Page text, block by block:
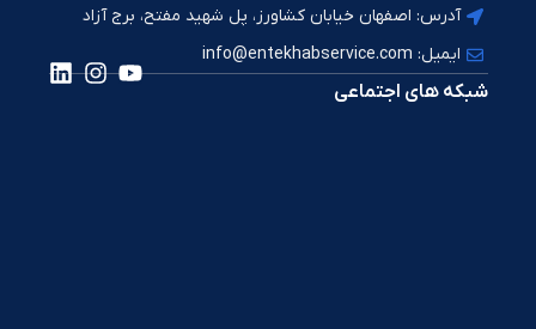
آدرس: اصفهان خیابان کشاورز، پل شهید مفتح، برج آزاد
ایمیل: info@entekhabservice.com
شبکه های اجتماعی